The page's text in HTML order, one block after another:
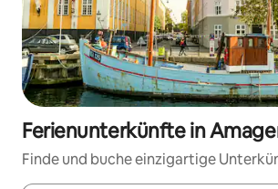
Ferienunterkünfte in
Finde und buche einzigartige